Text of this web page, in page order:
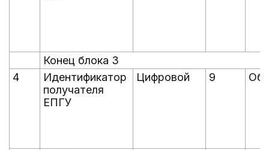
Конец блока 3
4
Идентификатор
получателя
ЕПГУ
Цифровой 9